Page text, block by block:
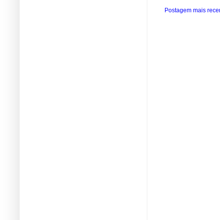
Postagem mais